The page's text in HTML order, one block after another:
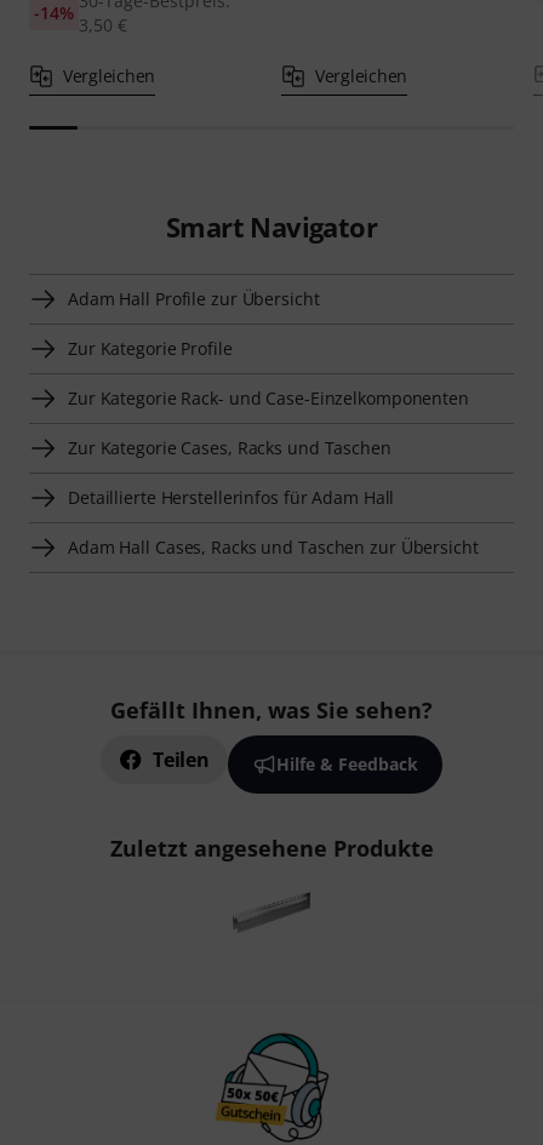
3,50 €
-14%
Vergleichen Vergleichen
Smart Navigator
Adam Hall Profile zur Übersicht
Zur Kategorie Profile
Zur Kategorie Rack- und Case-Einzelkomponenten
Zur Kategorie Cases, Racks und Taschen
Detaillierte Herstellerinfos für Adam Hall
Adam Hall Cases, Racks und Taschen zur Übersicht
Gefällt Ihnen, was Sie sehen?
Teilen Hilfe & Feedback
Zuletzt angesehene Produkte